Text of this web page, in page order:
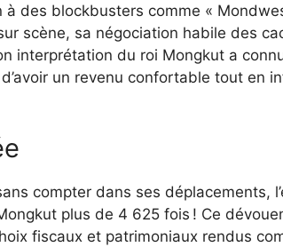
à des blockbusters comme «
scène, sa négociation habile des
interprétation du roi Mongkut a
un revenu confortable tout en
compter dans ses déplacements,
plus de 4 625 fois ! Ce
fiscaux et patrimoniaux rendus